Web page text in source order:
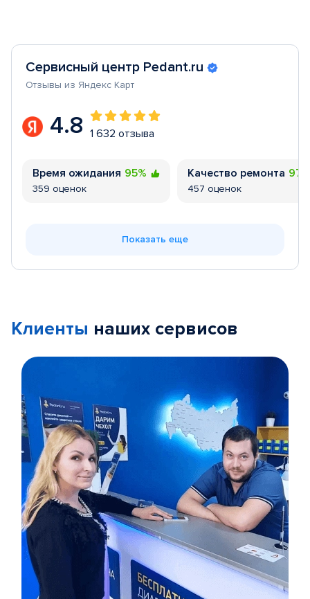
Сервисный центр Pedant.ru
Отзывы из Яндекс Карт
4.8 1 632 отзыва
Время ожидания 95%
359 оценок
Качество ремонта
457 оценок
Показать еще
Клиенты наших сервисов